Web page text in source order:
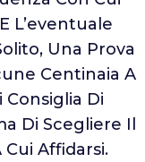
L’eventuale
Una Prova
Centinaia A
Consiglia Di
Di Scegliere Il
Affidarsi.